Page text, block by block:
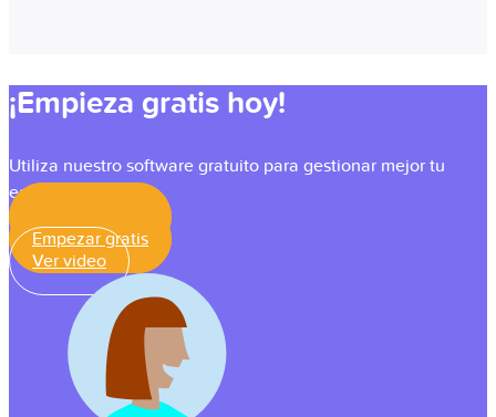
¡Empieza gratis hoy!
Utiliza nuestro software gratuito para gestionar mejor tu
equipo.
Empezar gratis
Ver video